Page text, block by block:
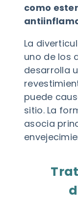
como
La
uno de los
desarrolla
puede
sitio. La
asocia